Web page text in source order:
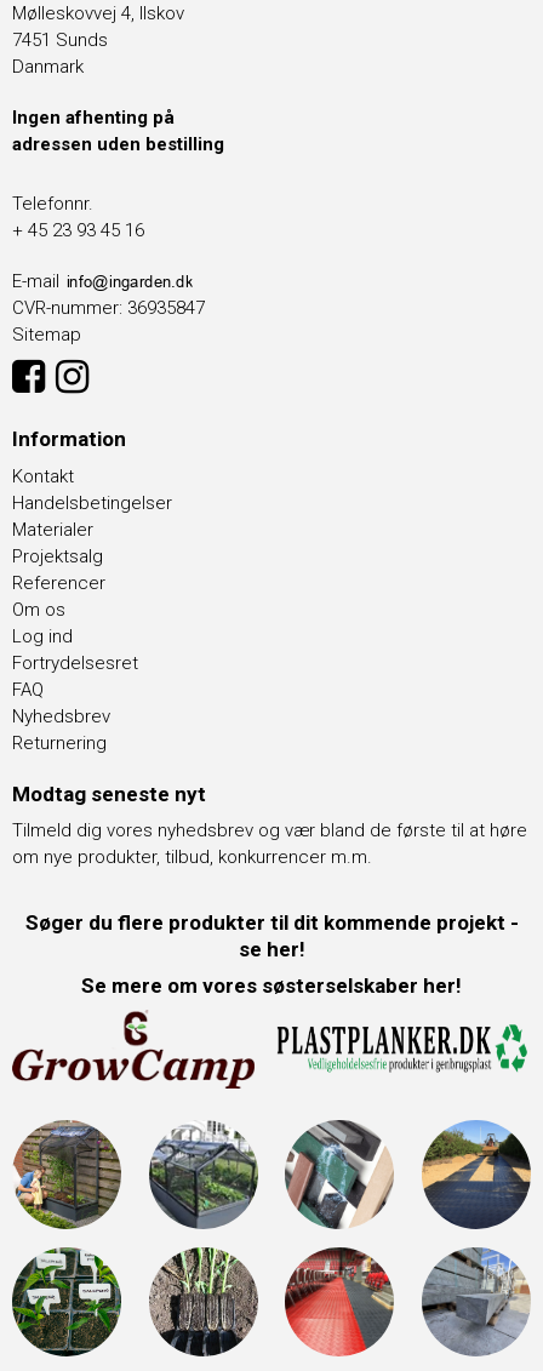
Mølleskovvej 4, Ilskov
7451 Sunds
Danmark
Ingen afhenting på
adressen uden bestilling
Telefonnr.
+ 45 23 93 45 16
E-mail
CVR-nummer: 36935847
Sitemap
Information
Kontakt
Handelsbetingelser
Materialer
Projektsalg
Referencer
Om os
Log ind
Fortrydelsesret
FAQ
Nyhedsbrev
Returnering
Modtag seneste nyt
Tilmeld dig vores nyhedsbrev og vær bland de første til at høre
om nye produkter, tilbud, konkurrencer m.m.
Søger du flere produkter til dit kommende projekt -
se her!
Se mere om vores søsterselskaber her!